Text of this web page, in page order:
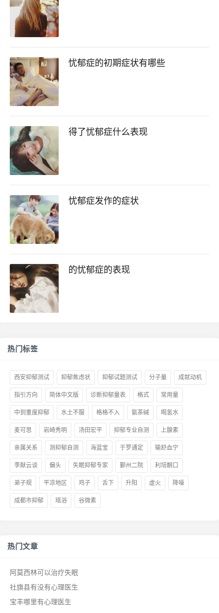
忧郁症的初期症状有哪些
得了忧郁症什么表现
忧郁症发作的症状
的忧郁症的表现
热门标签
西安抑郁测试 抑郁焦虑状 抑郁试题测试 分子量 成就动机
指引方向 简体中文版 诊断抑郁量表 格式 常用量
中到重度抑郁 水土不服 格格不入 氨茶碱 喝氢水
麦可思 岩崎秀明 汤田宏平 抑郁专业自测 上腺素
亲属关系 测抑郁自测 海蓝宝 于罗通定 输舒血宁
李献云谈 偏头 失眠抑郁专家 鄞州二院 利培酮口
弟子规 平凉地区 鸡子 舌下 升阳 虚火 降噪
成都市抑郁 瑶浴 谷微素
热门文章
阿莫西林可以治疗失眠
社旗县有没有心理医生
宝丰哪里有心理医生